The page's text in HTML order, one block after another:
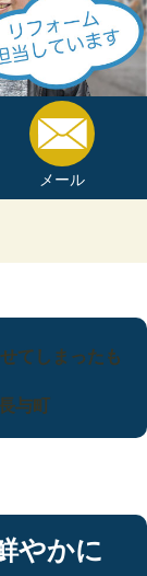
メール
てしまったも
与町
やかに